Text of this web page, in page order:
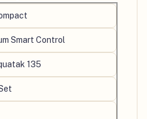
Smart Control
135